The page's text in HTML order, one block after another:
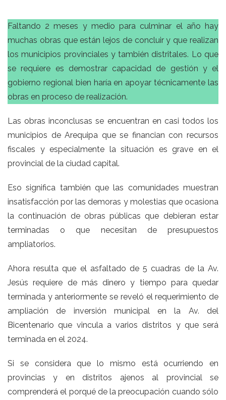
Faltando 2 meses y medio para culminar el año hay
muchas obras que están lejos de concluir y que realizan
los municipios provinciales y también distritales. Lo que
se requiere es demostrar capacidad de gestión y el
gobierno regional bien haría en apoyar técnicamente las
obras en proceso de realización.
Las obras inconclusas se encuentran en casi todos los
municipios de Arequipa que se financian con recursos
fiscales y especialmente la situación es grave en el
provincial de la ciudad capital.
Eso significa también que las comunidades muestran
insatisfacción por las demoras y molestias que ocasiona
la continuación de obras públicas que debieran estar
terminadas o que necesitan de presupuestos
ampliatorios.
Ahora resulta que el asfaltado de 5 cuadras de la Av.
Jesús requiere de más dinero y tiempo para quedar
terminada y anteriormente se reveló el requerimiento de
ampliación de inversión municipal en la Av. del
Bicentenario que vincula a varios distritos y que será
terminada en el 2024.
Si se considera que lo mismo está ocurriendo en
provincias y en distritos ajenos al provincial se
comprenderá el porqué de la preocupación cuando sólo